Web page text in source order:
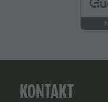
KONTAKT